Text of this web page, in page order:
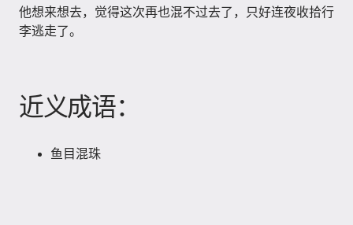
他想来想去，觉得这次再也混不过去了，只好连夜收拾行
李逃走了。
近义成语：
鱼目混珠